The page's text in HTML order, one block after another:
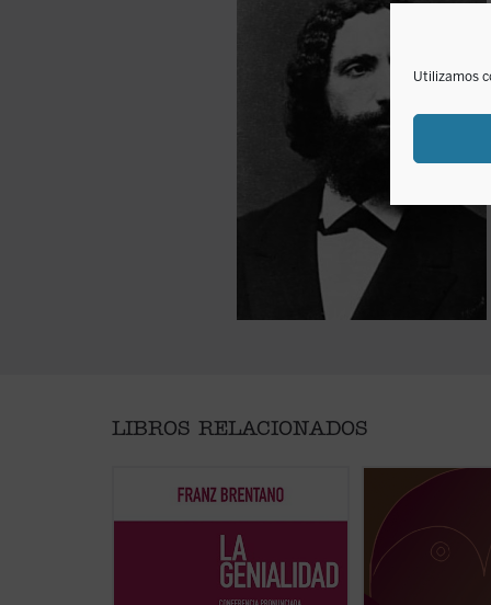
Utilizamos
LIBROS RELACIONADOS
En este opúsculo dedicado a la
puntos de vista sobre
antropología y teoría del
conocimiento para investigar el
El título de este
Amar y el Odiar
autor, sirviéndose
para nombrarla de
«emociones»,
interés» o